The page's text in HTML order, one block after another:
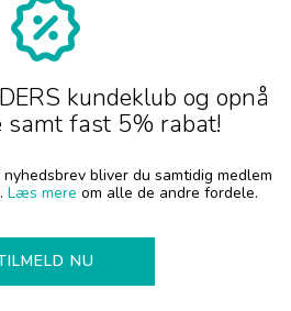
kundeklub og opnå
samt fast 5% rabat!
bliver du samtidig medlem
Læs mere om alle de andre fordele.
NU